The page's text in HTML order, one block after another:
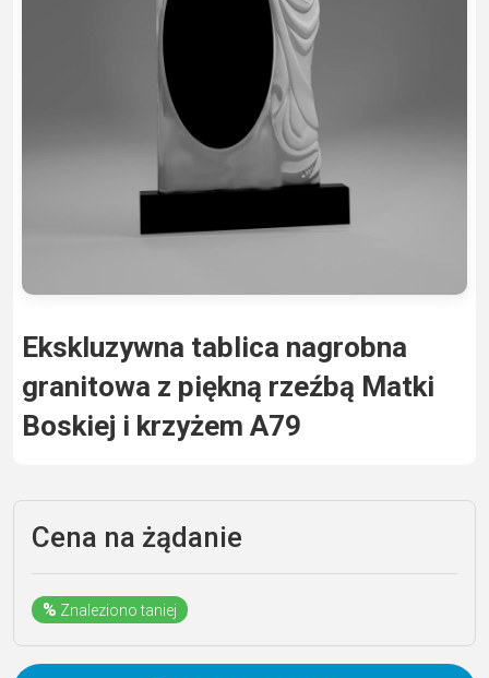
Ekskluzywna tablica nagrobna
granitowa z piękną rzeźbą Matki
Boskiej i krzyżem A79
Cena na żądanie
% Znaleziono taniej